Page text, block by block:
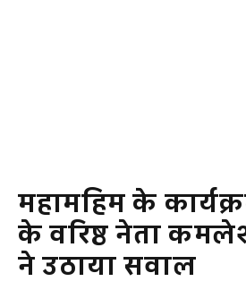
महामहिम के
के वरिष्ठ नेता
ने उठाया सवाल